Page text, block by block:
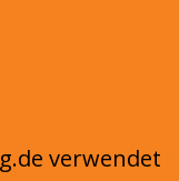
verwendet